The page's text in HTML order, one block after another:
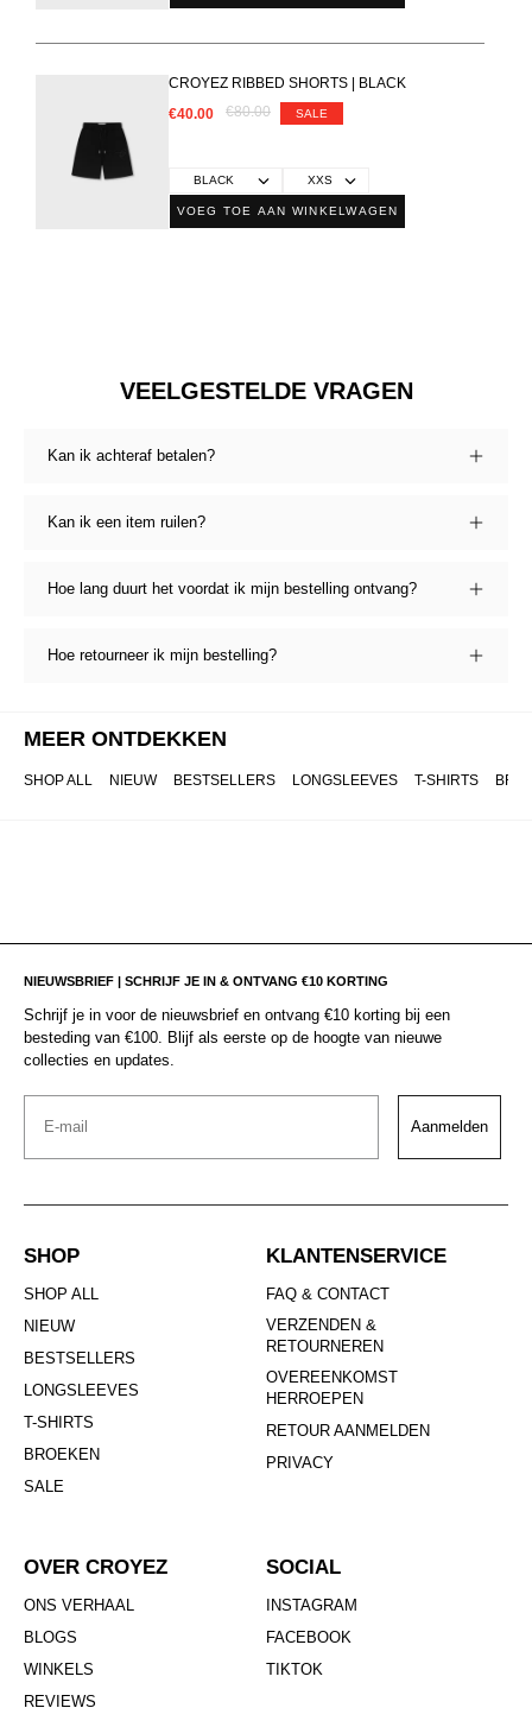
CROYEZ RIBBED SHORTS | BLACK
€40.00
€80.00 SALE
VOEG TOE AAN WINKELWAGEN
VEELGESTELDE VRAGEN
Kan ik achteraf betalen?
Kan ik een item ruilen?
Hoe lang duurt het voordat ik mijn bestelling ontvang?
Hoe retourneer ik mijn bestelling?
MEER ONTDEKKEN
SHOP ALL NIEUW BESTSELLERS LONGSLEEVES T-SHIRTS
NIEUWSBRIEF | SCHRIJF JE IN & ONTVANG €10 KORTING
Schrijf je in voor de nieuwsbrief en ontvang €10 korting bij een
besteding van €100. Blijf als eerste op de hoogte van nieuwe
collecties en updates.
Email
Aanmelden
SHOP
SHOP ALL
NIEUW
BESTSELLERS
LONGSLEEVES
T-SHIRTS
BROEKEN
SALE
KLANTENSERVICE
FAQ & CONTACT
VERZENDEN &
RETOURNEREN
OVEREENKOMST
HERROEPEN
RETOUR AANMELDEN
PRIVACY
OVER CROYEZ
ONS VERHAAL
BLOGS
WINKELS
REVIEWS
SOCIAL
INSTAGRAM
FACEBOOK
TIKTOK